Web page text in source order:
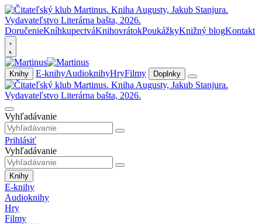
DoručenieKníhkupectváKnihovrátokPoukážkyKnižný blogKontakt
Knihy E-knihyAudioknihyHryFilmy Doplnky
Vyhľadávanie
Prihlásiť
Vyhľadávanie
Knihy
E-knihy
Audioknihy
Hry
Filmy